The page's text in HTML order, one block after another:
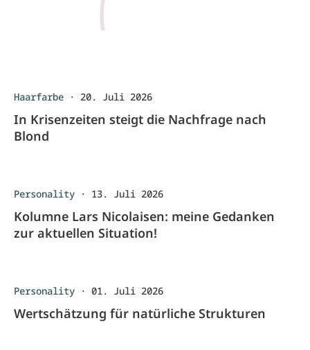
Haarfarbe · 20. Juli 2026
In Krisenzeiten steigt die Nachfrage nach
Blond
Personality · 13. Juli 2026
Kolumne Lars Nicolaisen: meine Gedanken
zur aktuellen Situation!
Personality · 01. Juli 2026
Wertschätzung für natürliche Strukturen